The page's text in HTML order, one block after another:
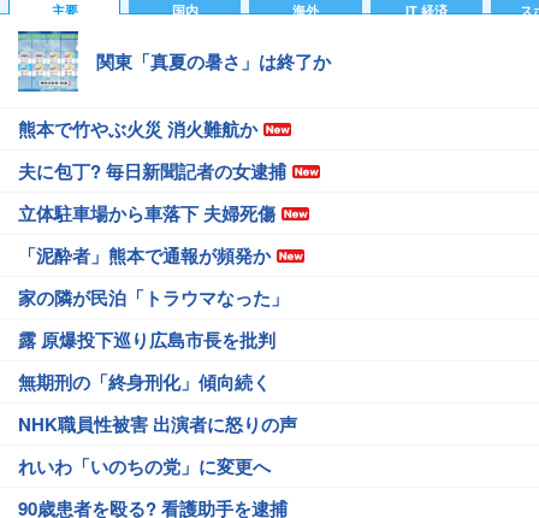
主要 国内 海外 IT 経済 ス
関東「真夏の暑さ」は終了か
熊本で竹やぶ火災 消火難航か
夫に包丁? 毎日新聞記者の女逮捕
立体駐車場から車落下 夫婦死傷
「泥酔者」熊本で通報が頻発か
家の隣が民泊「トラウマなった」
露 原爆投下巡り広島市長を批判
無期刑の「終身刑化」傾向続く
NHK職員性被害 出演者に怒りの声
れいわ「いのちの党」に変更へ
90歳患者を殴る? 看護助手を逮捕